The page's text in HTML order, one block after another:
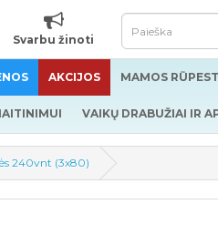
Svarbu žinoti
AKCIJOS MAMOS
VAIKŲ DRABUŽIAI IR
240vnt (3x80)